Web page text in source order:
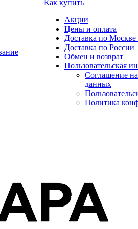
Как купить
Акции
Цены и оплата
Доставка по Москве
Доставка по России
Обмен и возврат
Пользовательская
Соглашение
данных
Политика